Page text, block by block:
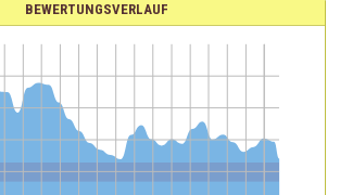
BEWERTUNGSVERLAUF